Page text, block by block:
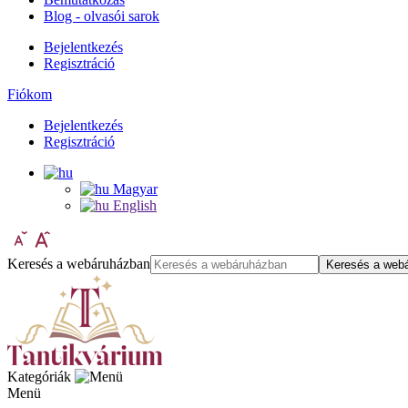
Blog - olvasói sarok
Bejelentkezés
Regisztráció
Fiókom
Bejelentkezés
Regisztráció
Magyar
English
Keresés a webáruházban Keresés a
Kategóriák
Menü